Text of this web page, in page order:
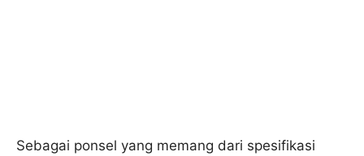
Sebagai ponsel yang memang dari spesifikasi